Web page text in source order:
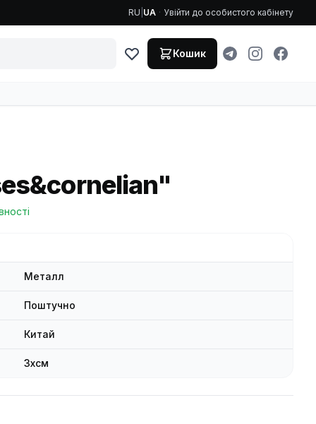
RU UA · Увійти до особистого кабінету
Кошик
Металл
Поштучно
Китай
3xсм